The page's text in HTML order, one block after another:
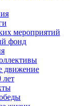
мероприятий
фонд
движение